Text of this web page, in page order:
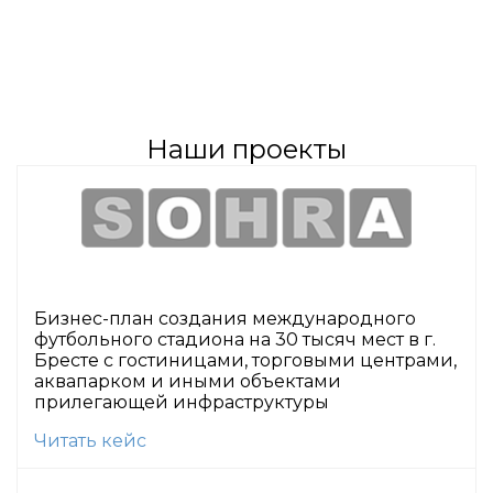
Наши проекты
Бизнес-план создания международного
футбольного стадиона на 30 тысяч мест в г.
Бресте с гостиницами, торговыми центрами,
аквапарком и иными объектами
прилегающей инфраструктуры
Читать кейс